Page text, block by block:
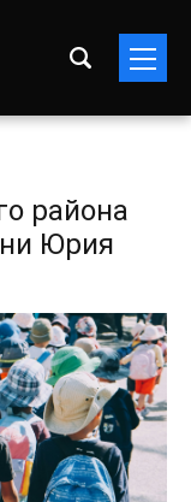
района
Юрия